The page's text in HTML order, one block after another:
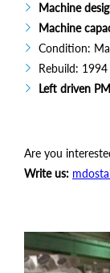
Machine
Machine
Condition:
Rebuild:
Left driven PM
Are you
Write us: